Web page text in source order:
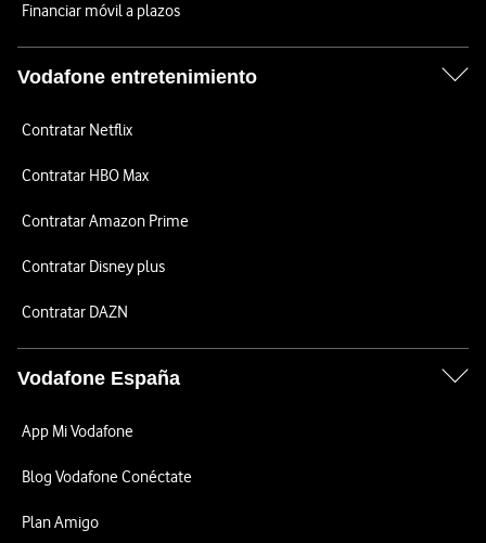
Financiar móvil a plazos
Vodafone entretenimiento
Contratar Netflix
Contratar HBO Max
Contratar Amazon Prime
Contratar Disney plus
Contratar DAZN
Vodafone España
App Mi Vodafone
Blog Vodafone Conéctate
Plan Amigo